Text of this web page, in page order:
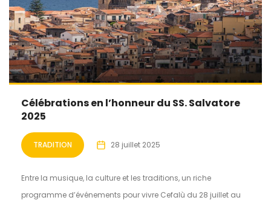
Célébrations en l’honneur du SS. Salvatore
2025
TRADITION 28 juillet 2025
Entre la musique, la culture et les traditions, un riche
programme d’événements pour vivre Cefalù du 28 juillet au